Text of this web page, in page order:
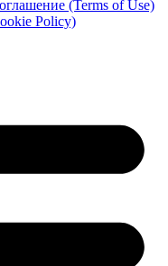
(Terms of Use)
Policy)